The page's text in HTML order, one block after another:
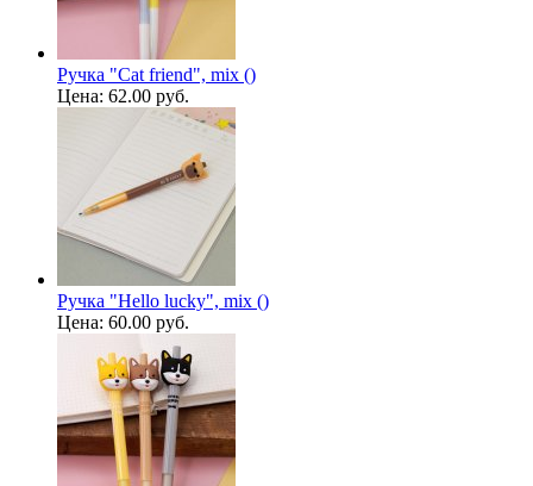
Ручка "Cat friend", mix ()
Цена: 62.00 руб.
Ручка "Hello lucky", mix ()
Цена: 60.00 руб.